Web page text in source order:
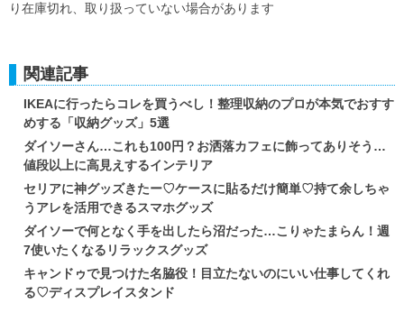
り在庫切れ、取り扱っていない場合があります
関連記事
IKEAに行ったらコレを買うべし！整理収納のプロが本気でおすす
めする「収納グッズ」5選
ダイソーさん…これも100円？お洒落カフェに飾ってありそう…
値段以上に高見えするインテリア
セリアに神グッズきたー♡ケースに貼るだけ簡単♡持て余しちゃ
うアレを活用できるスマホグッズ
ダイソーで何となく手を出したら沼だった…こりゃたまらん！週
7使いたくなるリラックスグッズ
キャンドゥで見つけた名脇役！目立たないのにいい仕事してくれ
る♡ディスプレイスタンド